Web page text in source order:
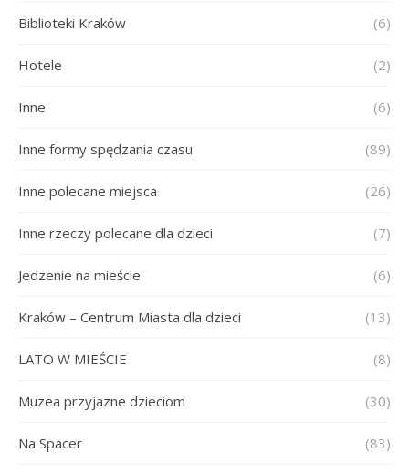
Biblioteki Kraków (6)
Hotele (2)
Inne (6)
Inne formy spędzania czasu (89)
Inne polecane miejsca (26)
Inne rzeczy polecane dla dzieci (7)
Jedzenie na mieście (6)
Kraków – Centrum Miasta dla dzieci (13)
LATO W MIEŚCIE (8)
Muzea przyjazne dzieciom (30)
Na Spacer (83)